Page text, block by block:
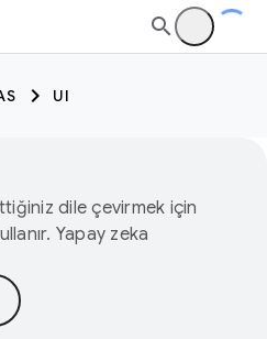
UI
dile çevirmek için
Yapay zeka